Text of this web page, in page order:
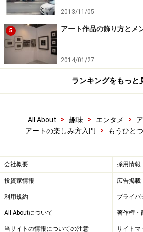
2013/11/05
5 アート作品の飾り方とメ
2014/01/27
ランキングをもっと
All About > 趣味 > エンタメ >
アートの楽しみ方入門
> もうひと
会社概要 採用情報
投資家情報 広告掲載
利用規約 プライバ
All Aboutについて 著作権・
当サイトの情報についての注意 サイトマ